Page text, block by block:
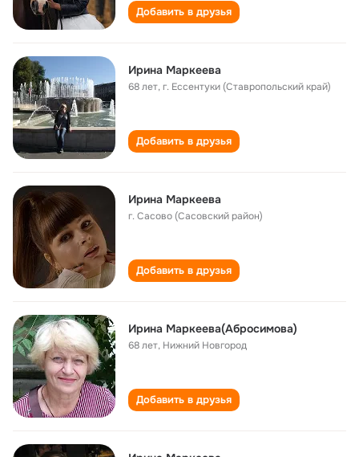
Добавить в друзья
Ирина Маркеева
68 лет,г. Ессентуки (Ставропольский край)
Добавить в друзья
Ирина Маркеева
г. Сасово (Сасовский район)
Добавить в друзья
Ирина Маркеева(Абросимова)
68 лет, Нижний Новгород
Добавить в друзья